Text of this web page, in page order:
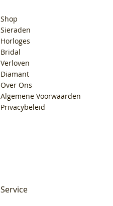
Shop
Sieraden
Horloges
Bridal
Verloven
Diamant
Over Ons
Algemene Voorwaarden
Privacybeleid
Service